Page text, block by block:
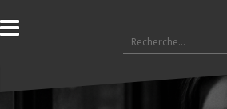
l
a
e